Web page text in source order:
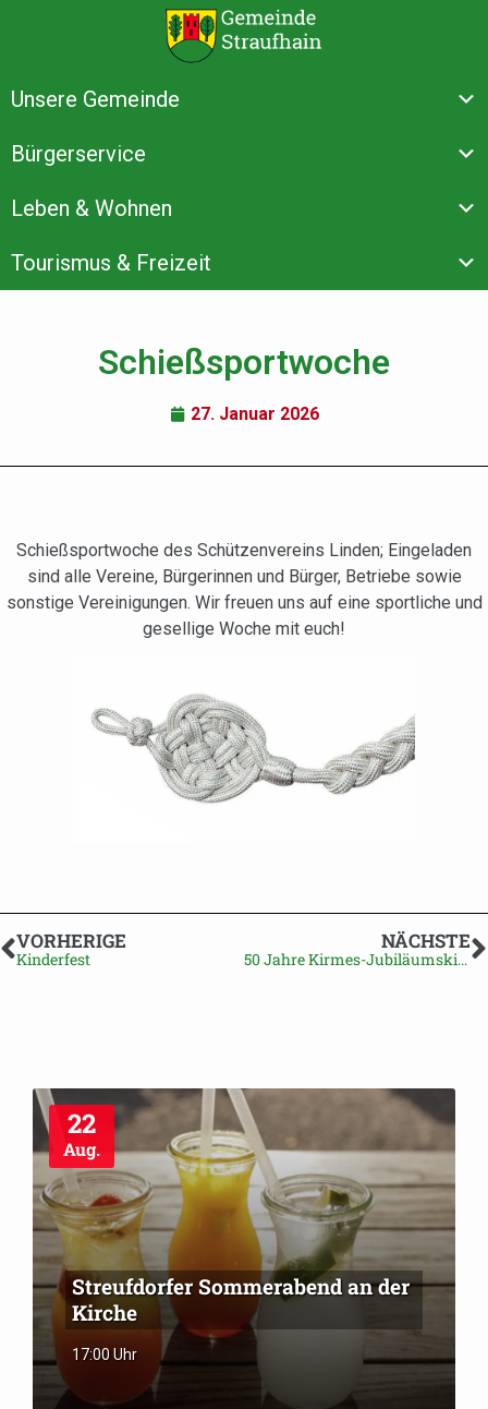
Unsere Gemeinde
Bürgerservice
Leben & Wohnen
Tourismus & Freizeit
Schießsportwoche
27. Januar 2026
Schießsportwoche des Schützenvereins Linden; Eingeladen
sind alle Vereine, Bürgerinnen und Bürger, Betriebe sowie
sonstige Vereinigungen. Wir freuen uns auf eine sportliche und
gesellige Woche mit euch!
VORHERIGE
Kinderfest
NÄCHSTE
50 Jahre Kirmes-Jubiläumskirmes
22
Aug.
Streufdorfer Sommerabend an der
Kirche
17:00 Uhr